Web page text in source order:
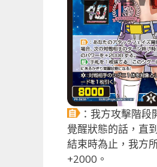
：我方攻擊階
覺醒狀態的話，直
結束時為止，我方
+2000。